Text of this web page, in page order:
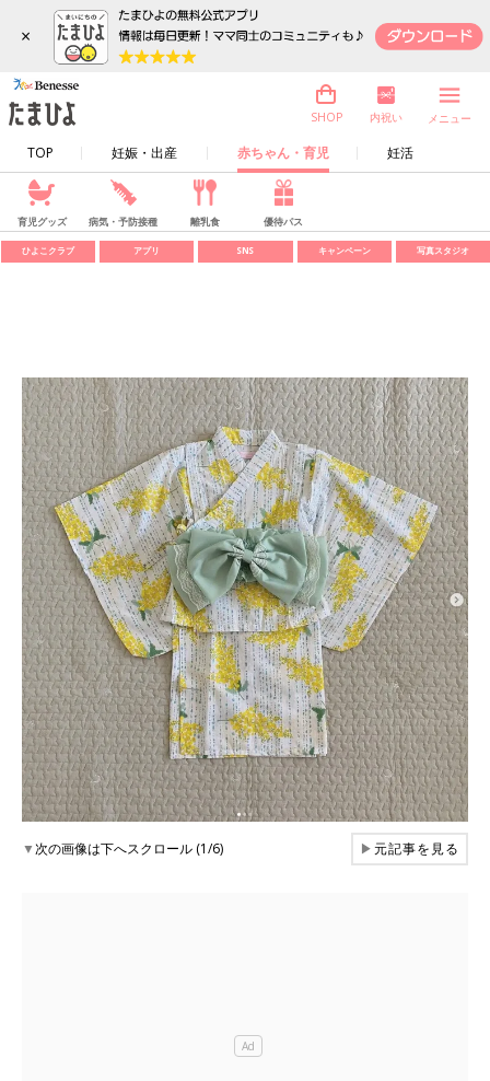
×
TOP 妊娠・出産 赤ちゃん・育児 妊活
SHOP 内祝い メニュー
育児グッズ 病気・予防接種 離乳食 優待パス
ひよこクラブ アプリ SNS キャンペーン 写真スタジオ
▼次の画像は下へスクロール (1/6) ▶元記事を見る